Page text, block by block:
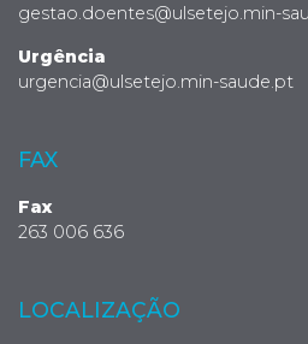
gestao.doentes@ulsetejo.min-
Urgência
urgencia@ulsetejo.min-saude.pt
FAX
Fax
263 006 636
LOCALIZAÇÃO